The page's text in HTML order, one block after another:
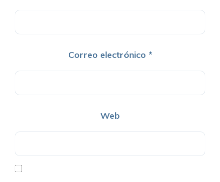
Correo electrónico *
Web